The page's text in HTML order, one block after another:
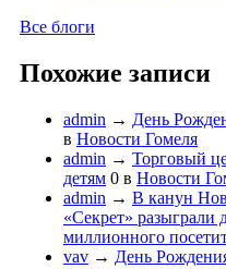
Все блоги
Похожие записи
admin → День
в Новости Гомеля
admin → Торговый
детям 0 в Новости
admin → В канун
«Секрет» разыграли
миллионного
vav → День